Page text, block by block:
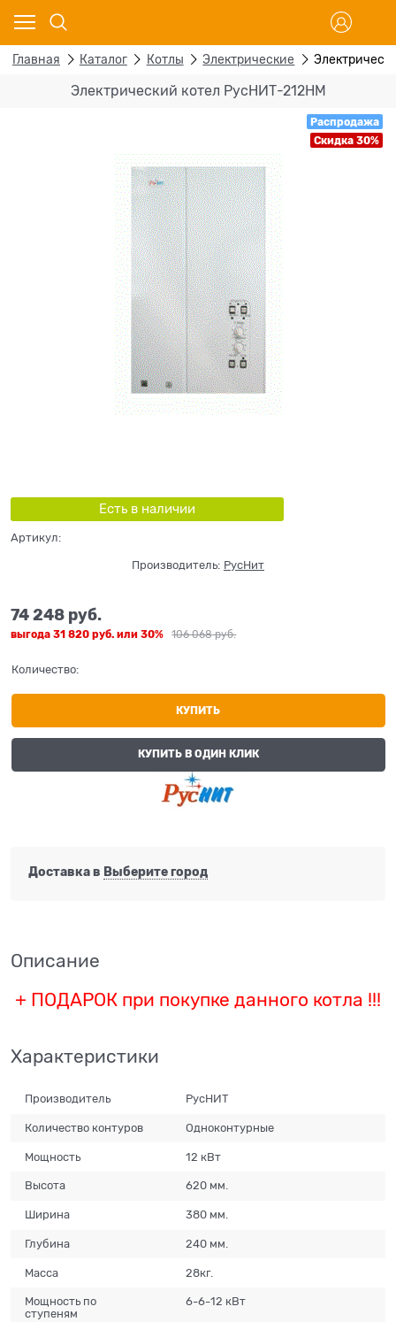
Главная Каталог Котлы Электрические
Электрический котел РусНИТ-212НМ
Распродажа
Скидка 30%
Есть в наличии
Артикул:
Производитель: РусНит
106 068 руб.
74 248 руб.
выгода 31 820 руб. или 30%
Количество:
КУПИТЬ
КУПИТЬ В ОДИН КЛИК
Доставка в Выберите город
Описание
+ ПОДАРОК при покупке данного котла !!!
Характеристики
Производитель РусНИТ
Количество контуров Одноконтурные
Мощность 12 кВт
Высота 620 мм.
Ширина 380 мм.
Глубина 240 мм.
Масса 28кг.
Мощность по
ступеням
6-6-12 кВт